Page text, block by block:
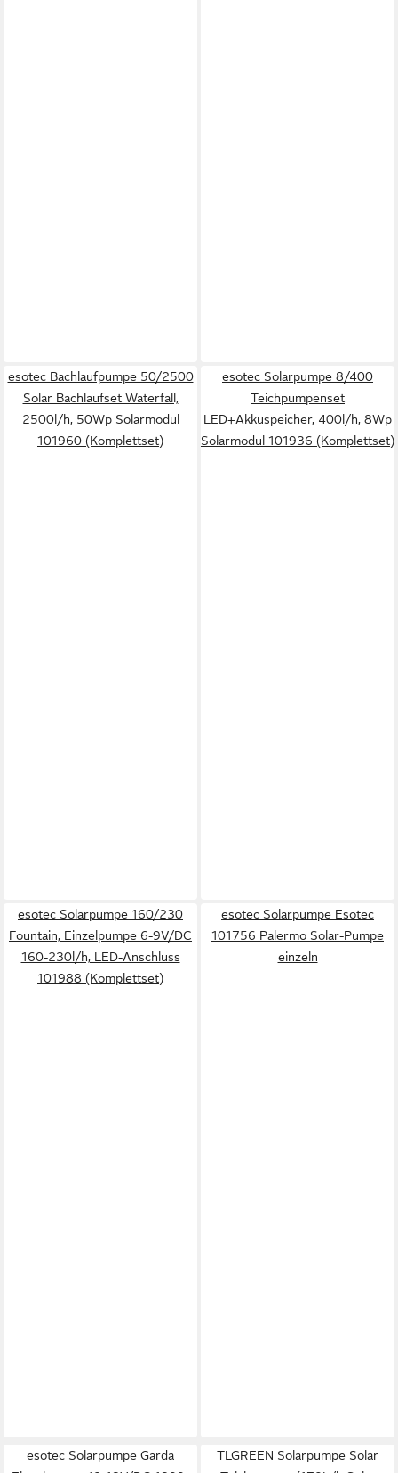
esotec Bachlaufpumpe 50/2500
Solar Bachlaufset Waterfall,
2500l/h, 50Wp Solarmodul
101960 (Komplettset)
esotec Solarpumpe 8/400
Teichpumpenset
LED+Akkuspeicher, 400l/h, 8Wp
Solarmodul 101936 (Komplettset)
esotec Solarpumpe 160/230
Fountain, Einzelpumpe 6-9V/DC
160-230l/h, LED-Anschluss
101988 (Komplettset)
esotec Solarpumpe Esotec
101756 Palermo Solar-Pumpe
einzeln
esotec Solarpumpe Garda
TLGREEN Solarpumpe Solar